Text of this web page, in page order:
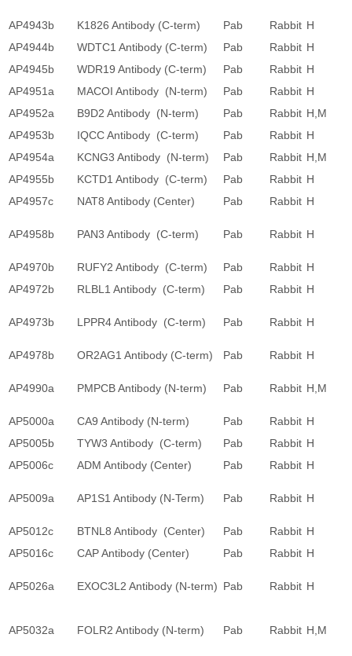
AP4943b K1826 Antibody (C-term) Pab Rabbit H
AP4944b
WDTC1 Antibody (C-term) Pab Rabbit H
AP4945b
WDR19 Antibody (C-term) Pab Rabbit H
AP4951a
MACOI Antibody (N-term) Pab Rabbit H
AP4952a
B9D2 Antibody (N-term) Pab Rabbit H,M
AP4953b
IQCC Antibody (C-term) Pab Rabbit H
AP4954a
KCNG3 Antibody (N-term) Pab Rabbit H,M
AP4955b
KCTD1 Antibody (C-term) Pab Rabbit H
AP4957c
NAT8 Antibody (Center) Pab Rabbit H
AP4958b PAN3 Antibody (C-term) Pab Rabbit H
AP4970b RUFY2 Antibody (C-term) Pab Rabbit H
AP4972b
RLBL1 Antibody (C-term) Pab Rabbit H
AP4973b LPPR4 Antibody (C-term) Pab Rabbit H
AP4978b OR2AG1 Antibody (C-term) Pab Rabbit H
AP4990a PMPCB Antibody (N-term) Pab Rabbit H,M
AP5000a CA9 Antibody (N-term) Pab Rabbit H
AP5005b
TYW3 Antibody (C-term) Pab Rabbit H
AP5006c
ADM Antibody (Center) Pab Rabbit H
AP5009a AP1S1 Antibody (N-Term) Pab Rabbit H
AP5012c BTNL8 Antibody (Center) Pab Rabbit H
AP5016c
CAP Antibody (Center) Pab Rabbit H
AP5026a EXOC3L2 Antibody (N-term) Pab Rabbit H
AP5032a FOLR2 Antibody (N-term) Pab Rabbit H,M